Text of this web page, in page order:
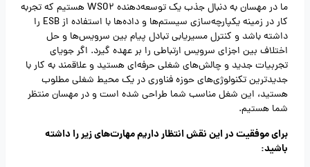
ما در مهسان به دنبال جذب یک توسعه‌دهنده WSO2 هستیم که تجربه
کار در زمینه یکپارچه‌سازی سیستم‌ها و داده‌ها با استفاده از ESB را
داشته باشد و کنترل مسیریابی تبادل پیام بین سرویس‌ها و حل
اختلاف بین اجزای سرویس ارتباطی را بر عهده گیرد. اگر جویای
تجربیات جدید و چالش‌های شغلی حرفه‌ای هستید و علاقمند به کار با
جدیدترین تکنولوژی‌های حوزه فناوری در یک محیط شغلی مطلوب
هستید، این شغل مناسب شما طراحی شده است و در مهسان منتظر
شما هستیم.
برای موفقیت در این نقش انتظار داریم مهارت‌های زیر را داشته
باشید: